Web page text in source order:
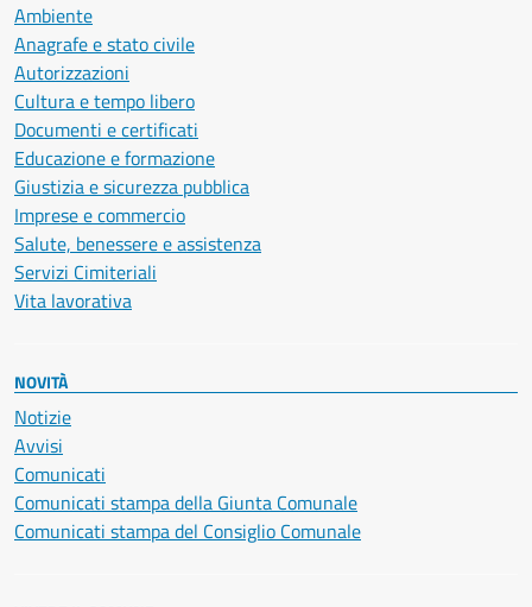
Ambiente
Anagrafe e stato civile
Autorizzazioni
Cultura e tempo libero
Documenti e certificati
Educazione e formazione
Giustizia e sicurezza pubblica
Imprese e commercio
Salute, benessere e assistenza
Servizi Cimiteriali
Vita lavorativa
NOVITÀ
Notizie
Avvisi
Comunicati
Comunicati stampa della Giunta Comunale
Comunicati stampa del Consiglio Comunale